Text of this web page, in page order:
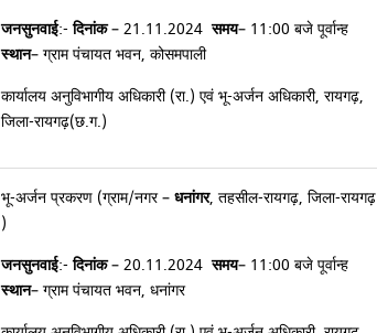
जनसुनवाई:-दिनांक– 21.11.2024समय– 11:00 बजे पूर्वान्ह
स्थान– ग्राम पंचायत भवन, कोसमपाली
कार्यालय अनुविभागीय अधिकारी (रा.) एवं भू-अर्जन अधिकारी, रायगढ़,
जिला-रायगढ़(छ.ग.)
भू-अर्जन प्रकरण (ग्राम/नगर –धनांगर, तहसील-रायगढ़, जिला-रायगढ़
)
जनसुनवाई:-दिनांक– 20.11.2024समय– 11:00 बजे पूर्वान्ह
स्थान– ग्राम पंचायत भवन, धनांगर